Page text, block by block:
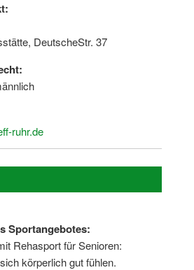
– Zeig dein Profil
DeutscheStr. 37
ruhr.de
Sportangebotes:
Rehasport für Senioren:
körperlich gut fühlen.